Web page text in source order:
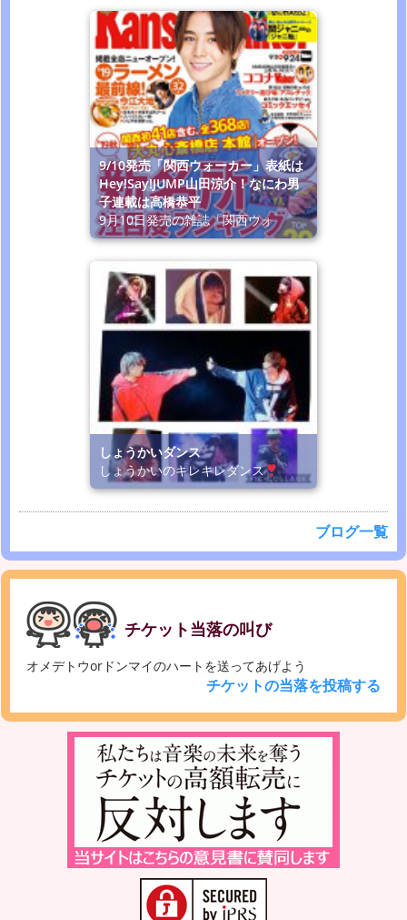
9/10発売「関西ウォーカー」表紙は
Hey!Say!JUMP山田涼介！なにわ男
子連載は高橋恭平
9月10日発売の雑誌「関西ウォ
しょうかいダンス
しょうかいのキレキレダンス
ブログ一覧
チケット当落の叫び
オメデトウorドンマイのハートを送ってあげよう
チケットの当落を投稿する